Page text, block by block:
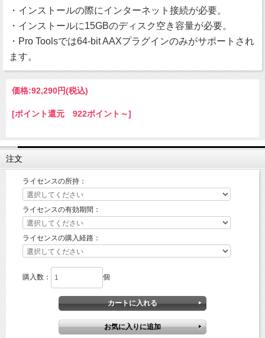
・インストールの際にインターネット接続が必要。
・インストールに15GBのディスク空き容量が必要。
・Pro Toolsでは64-bit AAXプラグインのみがサポートされ
ます。
価格:92,290円(税込)
[ポイント還元 922ポイント～]
注文
ライセンスの所持：
ライセンスの有効期間：
ライセンスの購入経路：
購入数： 個